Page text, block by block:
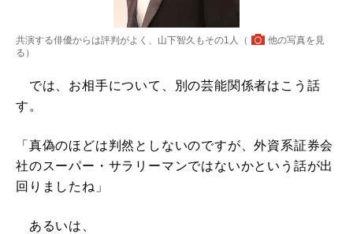
共演する俳優からは評判がよく、山下智久もその1人（
他の写真を見
る ）
では、お相手について、別の芸能関係者はこう話
す。
「真偽のほどは判然としないのですが、外資系証券会
社のスーパー・サラリーマンではないかという話が出
回りましたね」
あるいは、